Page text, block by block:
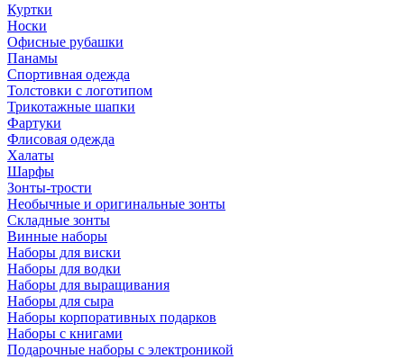
Куртки
Носки
Офисные рубашки
Панамы
Спортивная одежда
Толстовки с логотипом
Трикотажные шапки
Фартуки
Флисовая одежда
Халаты
Шарфы
Зонты-трости
Необычные и оригинальные зонты
Складные зонты
Винные наборы
Наборы для виски
Наборы для водки
Наборы для выращивания
Наборы для сыра
Наборы корпоративных подарков
Наборы с книгами
Подарочные наборы с электроникой